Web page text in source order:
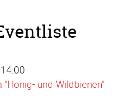
und Wildbienen"